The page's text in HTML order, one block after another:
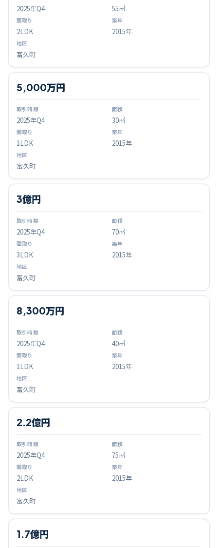
2025年Q4 55㎡
2LDK 2015年
富久町
2025年Q4
5,000万円
30㎡
1LDK 2015年
富久町
2025年Q4
3億円
70㎡
3LDK 2015年
富久町
2025年Q4
8,300万円
40㎡
1LDK 2015年
富久町
2025年Q4
2.2億円
75㎡
2LDK 2015年
富久町
1.7億円